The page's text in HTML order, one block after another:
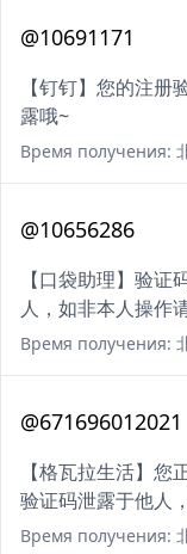
@10691171
【钉钉】您的注
露哦~
Время получения:
@10656286
【口袋助理】验
人，如非本人操作
Время получения:
@671696012021
【格瓦拉生活】
验证码泄露于他人
Время получения: